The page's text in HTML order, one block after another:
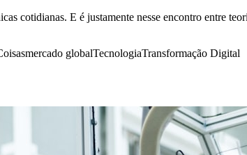
cotidianas. E é justamente nesse encontro entre
mercado globalTecnologiaTransformação Digital